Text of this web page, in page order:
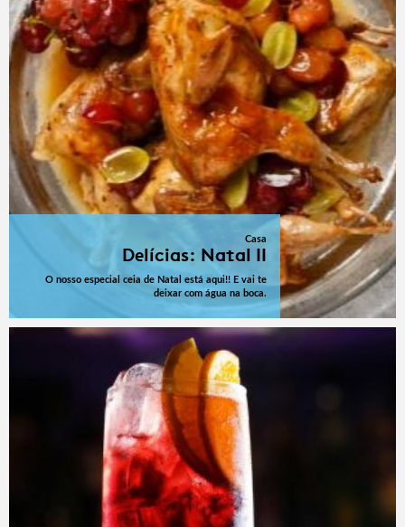
Casa
Delícias: Natal II
O nosso especial ceia de Natal está aqui!! E vai te
deixar com água na boca.